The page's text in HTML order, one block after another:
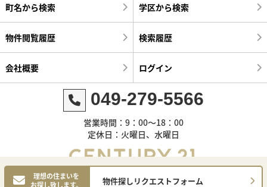
理想の住まいを
お探し致します。
物件探しリクエストフォーム
町名から検索 学区から検索
物件閲覧履歴 検索履歴
会社概要 ログイン
049-279-5566
営業時間：9：00～18：00
定休日：火曜日、水曜日